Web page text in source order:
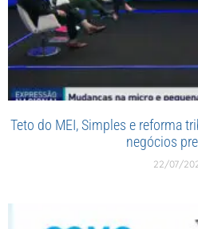
Teto do MEI, Simples e reforma
negócios
22/07/